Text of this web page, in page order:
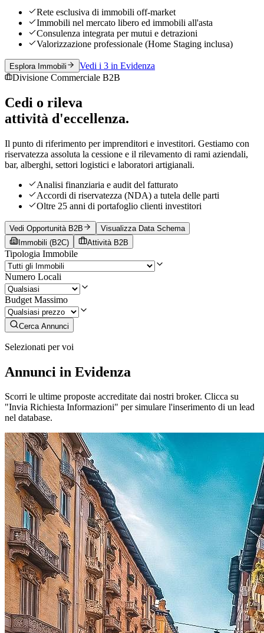
Rete esclusiva di immobili off-market
Immobili nel mercato libero ed immobili all'asta
Consulenza integrata per mutui e detrazioni
Valorizzazione professionale (Home Staging inclusa)
Esplora Immobili
Vedi i 3 in Evidenza
Divisione Commerciale B2B
Cedi o rileva
attività d'eccellenza.
Il punto di riferimento per imprenditori e investitori. Gestiamo con
riservatezza assoluta la cessione e il rilevamento di rami aziendali,
bar, alberghi, settori logistici e laboratori artigianali.
Analisi finanziaria e audit del fatturato
Accordi di riservatezza (NDA) a tutela delle parti
Oltre 25 anni di portafoglio clienti investitori
Vedi Opportunità B2B
Visualizza Data Schema
Immobili (B2C)
Attività B2B
Tipologia Immobile
Numero Locali
Budget Massimo
Cerca Annunci
Selezionati per voi
Annunci in Evidenza
Scorri le ultime proposte accreditate dai nostri broker. Clicca su
"Invia Richiesta Informazioni" per simulare l'inserimento di un lead
nel database.